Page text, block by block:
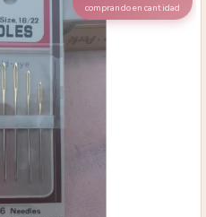
comprando en cantidad